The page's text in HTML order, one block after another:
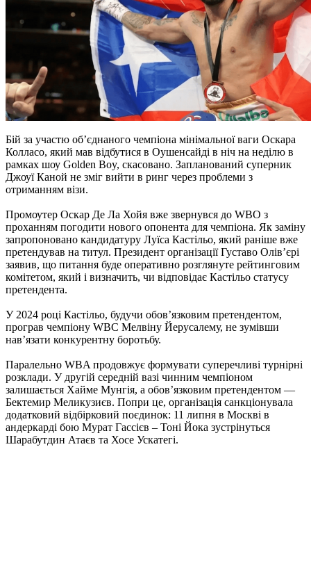
Бій за участю об’єднаного чемпіона мінімальної ваги Оскара
Колласо, який мав відбутися в Оушенсайді в ніч на неділю в
рамках шоу Golden Boy, скасовано. Запланований суперник
Джоуї Каной не зміг вийти в ринг через проблеми з
отриманням візи.
Промоутер Оскар Де Ла Хойя вже звернувся до WBO з
проханням погодити нового опонента для чемпіона. Як заміну
запропоновано кандидатуру Луїса Кастільо, який раніше вже
претендував на титул. Президент організації Густаво Олів’єрі
заявив, що питання буде оперативно розглянуте рейтинговим
комітетом, який і визначить, чи відповідає Кастільо статусу
претендента.
У 2024 році Кастільо, будучи обов’язковим претендентом,
програв чемпіону WBC Мелвіну Йерусалему, не зумівши
нав’язати конкурентну боротьбу.
Паралельно WBA продовжує формувати суперечливі турнірні
розклади. У другій середній вазі чинним чемпіоном
залишається Хайме Мунгія, а обов’язковим претендентом —
Бектемир Меликузиєв. Попри це, організація санкціонувала
додатковий відбірковий поєдинок: 11 липня в Москві в
андеркарді бою Мурат Гассієв – Тоні Йока зустрінуться
Шарабутдин Атаєв та Хосе Ускатегі.